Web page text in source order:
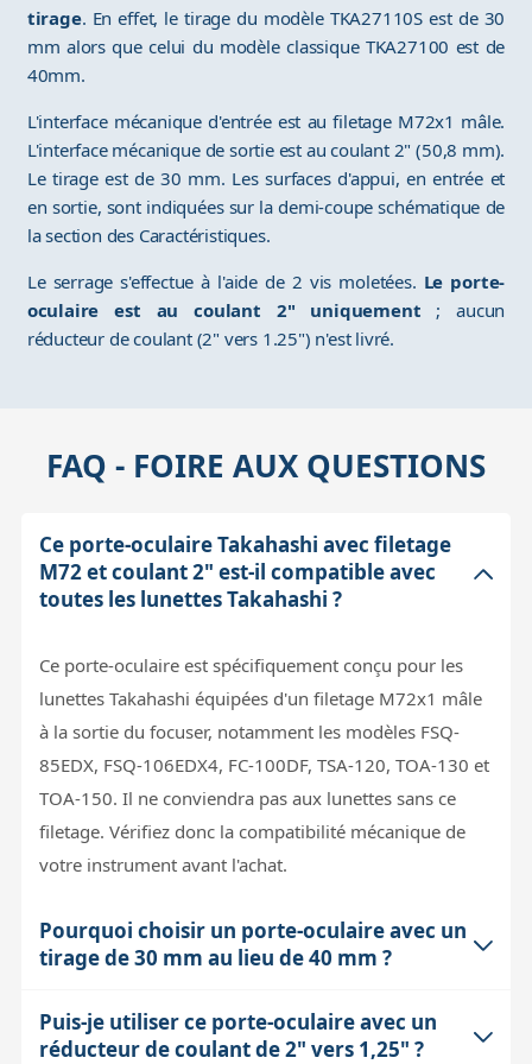
tirage. En effet, le tirage du modèle TKA27110S est de 30
mm alors que celui du modèle classique TKA27100 est de
40mm.
L'interface mécanique d'entrée est au filetage M72x1 mâle.
L'interface mécanique de sortie est au coulant 2" (50,8 mm).
Le tirage est de 30 mm. Les surfaces d'appui, en entrée et
en sortie, sont indiquées sur la demi-coupe schématique de
la section des Caractéristiques.
Le serrage s'effectue à l'aide de 2 vis moletées. Le porte-
oculaire est au coulant 2" uniquement ; aucun
réducteur de coulant (2" vers 1.25") n'est livré.
FAQ - FOIRE AUX QUESTIONS
Ce porte-oculaire Takahashi avec filetage
M72 et coulant 2" est-il compatible avec
toutes les lunettes Takahashi ?
Ce porte-oculaire est spécifiquement conçu pour les
lunettes Takahashi équipées d'un filetage M72x1 mâle
à la sortie du focuser, notamment les modèles FSQ-
85EDX, FSQ-106EDX4, FC-100DF, TSA-120, TOA-130 et
TOA-150. Il ne conviendra pas aux lunettes sans ce
filetage. Vérifiez donc la compatibilité mécanique de
votre instrument avant l'achat.
Pourquoi choisir un porte-oculaire avec un
tirage de 30 mm au lieu de 40 mm ?
Le tirage détermine la distance entre la lentille de sortie
du focuser et le capteur ou l’oculaire. Un tirage plus
Puis-je utiliser ce porte-oculaire avec un
réducteur de coulant de 2" vers 1,25" ?